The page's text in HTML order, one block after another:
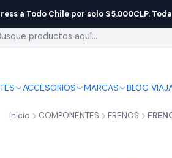
ACCESORIOS MARCAS BLOG
a Todo Chile por solo $5.000CLP.
Inicio COMPONENTES FRENOS